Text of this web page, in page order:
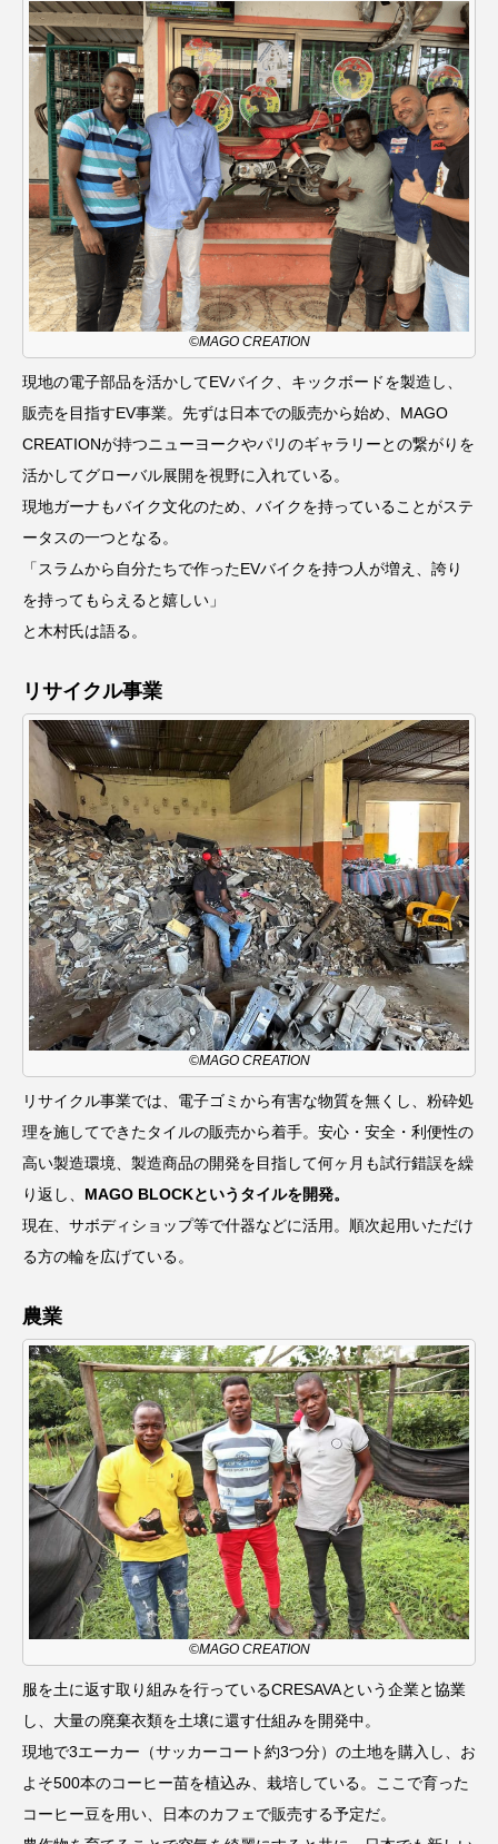
©MAGO CREATION
現地の電子部品を活かしてEVバイク、キックボードを製造し、
販売を目指すEV事業。先ずは日本での販売から始め、MAGO
CREATIONが持つニューヨークやパリのギャラリーとの繋がりを
活かしてグローバル展開を視野に入れている。
現地ガーナもバイク文化のため、バイクを持っていることがステ
ータスの一つとなる。
「スラムから自分たちで作ったEVバイクを持つ人が増え、誇り
を持ってもらえると嬉しい」
と木村氏は語る。
リサイクル事業
©MAGO CREATION
リサイクル事業では、電子ゴミから有害な物質を無くし、粉砕処
理を施してできたタイルの販売から着手。安心・安全・利便性の
高い製造環境、製造商品の開発を目指して何ヶ月も試行錯誤を繰
り返し、 MAGO BLOCKというタイルを開発。
現在、サボディショップ等で什器などに活用。順次起用いただけ
る方の輪を広げている。
農業
©MAGO CREATION
服を土に返す取り組みを行っているCRESAVAという企業と協業
し、大量の廃棄衣類を土壌に還す仕組みを開発中。
現地で3エーカー（サッカーコート約3つ分）の土地を購入し、お
よそ500本のコーヒー苗を植込み、栽培している。ここで育った
コーヒー豆を用い、日本のカフェで販売する予定だ。